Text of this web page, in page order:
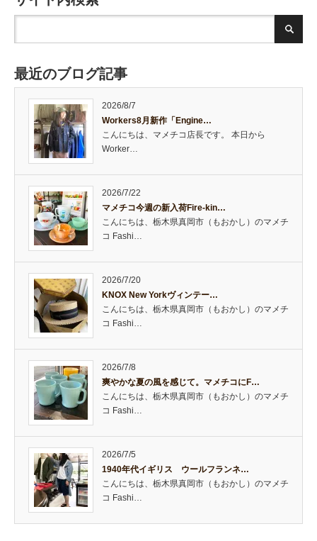
最近のブログ記事
2026/8/7
Workers8月新作「Engine…
こんにちは、マメチコ店長です。 本日から
Worker…
2026/7/22
マメチコ今週の新入荷Fire-kin…
こんにちは、栃木県真岡市（もおかし）のマメチ
コ Fashi…
2026/7/20
KNOX New Yorkヴィンテー…
こんにちは、栃木県真岡市（もおかし）のマメチ
コ Fashi…
2026/7/8
爽やかな夏の風を感じて。マメチコにF…
こんにちは、栃木県真岡市（もおかし）のマメチ
コ Fashi…
2026/7/5
1940年代イギリス ウールフランネ…
こんにちは、栃木県真岡市（もおかし）のマメチ
コ Fashi…